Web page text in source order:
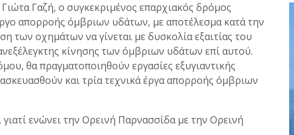
Γαζή, ο συγκεκριμένος επαρχιακός δρόμος
απορροής όμβριων υδάτων, με αποτέλεσμα κατά την
των οχημάτων να γίνεται με δυσκολία εξαιτίας του
κίνησης των όμβριων υδάτων επί αυτού.
θα πραγματοποιηθούν εργασίες εξυγιαντικής
και τρία τεχνικά έργα απορροής όμβριων
ενώνει την Ορεινή Παρνασσίδα με την Ορεινή